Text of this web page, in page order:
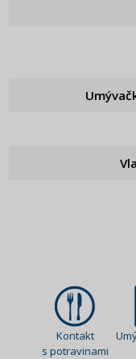
Kontakt
s potravinami